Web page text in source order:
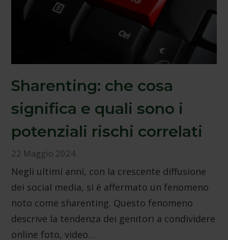
Sharenting: che cosa
significa e quali sono i
potenziali rischi correlati
22 Maggio 2024
Negli ultimi anni, con la crescente diffusione
dei social media, si è affermato un fenomeno
noto come sharenting. Questo fenomeno
descrive la tendenza dei genitori a condividere
online foto, video…